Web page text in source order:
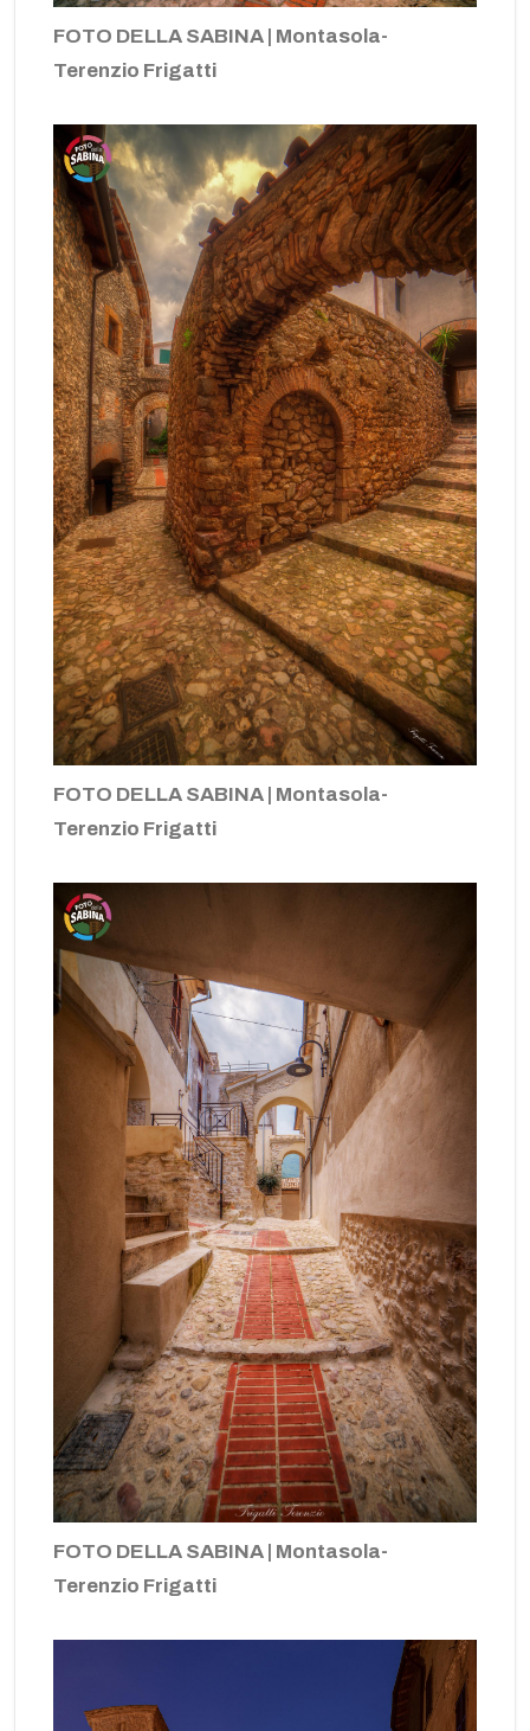
FOTO DELLA SABINA | Montasola-
Terenzio Frigatti
FOTO DELLA SABINA | Montasola-
Terenzio Frigatti
FOTO DELLA SABINA | Montasola-
Terenzio Frigatti